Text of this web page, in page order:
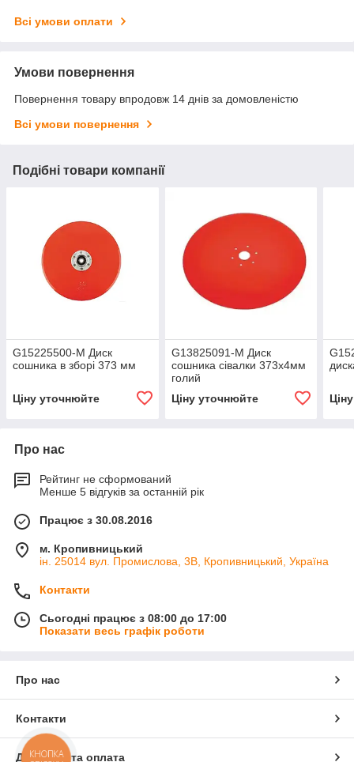
Всі умови оплати
Умови повернення
Повернення товару впродовж 14 днів за домовленістю
Всі умови повернення
Подібні товари компанії
G15225500-M Диск
сошника в зборі 373 мм
Ціну уточнюйте
G13825091-M Диск
сошника сівалки 373х4мм
голий
Ціну уточнюйте
Про нас
Рейтинг не сформований
Менше 5 відгуків за останній рік
Працює з 30.08.2016
м. Кропивницький
ін. 25014 вул. Промислова, 3В, Кропивницький, Україна
Контакти
Сьогодні працює з 08:00 до 17:00
Показати весь графік роботи
Про нас
Контакти
Доставка та оплата
КНОПКА